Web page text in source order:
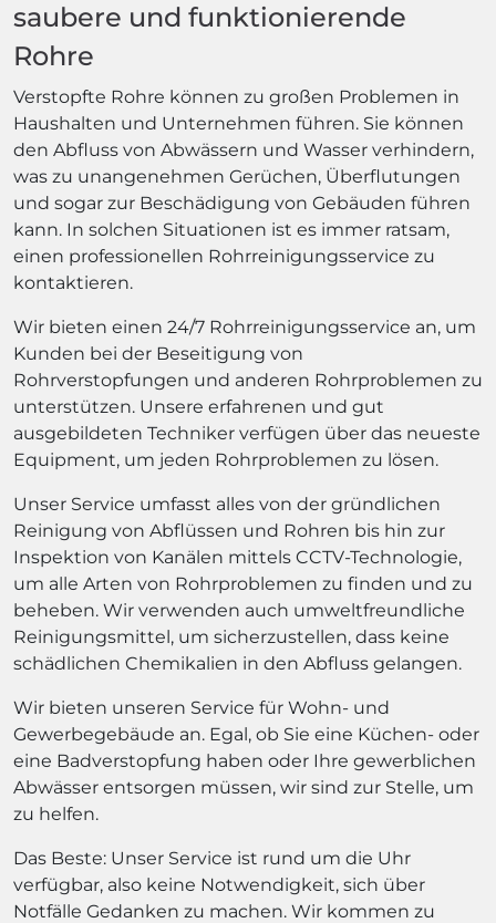
saubere und funktionierende
Rohre
Verstopfte Rohre können zu großen Problemen in
Haushalten und Unternehmen führen. Sie können
den Abfluss von Abwässern und Wasser verhindern,
was zu unangenehmen Gerüchen, Überflutungen
und sogar zur Beschädigung von Gebäuden führen
kann. In solchen Situationen ist es immer ratsam,
einen professionellen Rohrreinigungsservice zu
kontaktieren.
Wir bieten einen 24/7 Rohrreinigungsservice an, um
Kunden bei der Beseitigung von
Rohrverstopfungen und anderen Rohrproblemen zu
unterstützen. Unsere erfahrenen und gut
ausgebildeten Techniker verfügen über das neueste
Equipment, um jeden Rohrproblemen zu lösen.
Unser Service umfasst alles von der gründlichen
Reinigung von Abflüssen und Rohren bis hin zur
Inspektion von Kanälen mittels CCTV-Technologie,
um alle Arten von Rohrproblemen zu finden und zu
beheben. Wir verwenden auch umweltfreundliche
Reinigungsmittel, um sicherzustellen, dass keine
schädlichen Chemikalien in den Abfluss gelangen.
Wir bieten unseren Service für Wohn- und
Gewerbegebäude an. Egal, ob Sie eine Küchen- oder
eine Badverstopfung haben oder Ihre gewerblichen
Abwässer entsorgen müssen, wir sind zur Stelle, um
zu helfen.
Das Beste: Unser Service ist rund um die Uhr
verfügbar, also keine Notwendigkeit, sich über
Notfälle Gedanken zu machen. Wir kommen zu